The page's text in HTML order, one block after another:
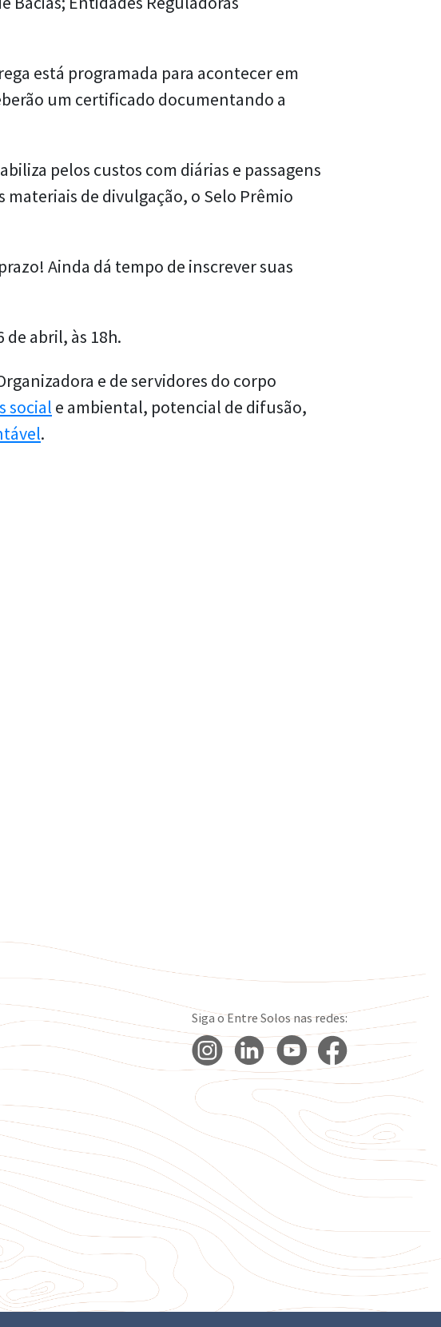
está programada para acontecer em
um certificado documentando a
pelos custos com diárias e passagens
materiais de divulgação, o Selo Prêmio
Ainda dá tempo de inscrever suas
de abril, às 18h.
e de servidores do corpo
social e ambiental, potencial de difusão,
.
Siga o Entre Solos nas redes: